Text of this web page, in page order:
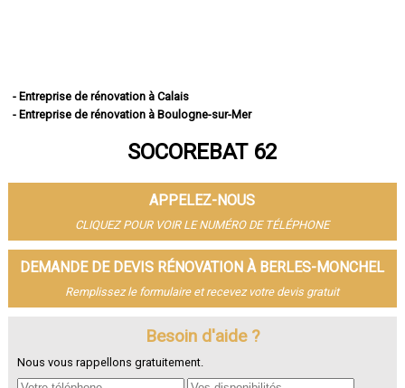
- Entreprise de rénovation à Calais
- Entreprise de rénovation à Boulogne-sur-Mer
- Entreprise de rénovation à Lens
- Entreprise de rénovation à Béthune
- Entreprise de rénovation à Hénin-Beaumont
- Entreprise de rénovation à Bruay-la-Buissière
- Entreprise de rénovation à Avion
- Entreprise de rénovation à Carvin
- Entreprise de rénovation à Berck
- Entreprise de rénovation à Saint-Omer
- Entreprise de rénovation à Harnes
- Entreprise de rénovation à Nœux-les-Mines
SOCOREBAT 62
APPELEZ-NOUS
CLIQUEZ POUR VOIR LE NUMÉRO DE TÉLÉPHONE
DEMANDE DE DEVIS RÉNOVATION À BERLES-MONCHEL
Remplissez le formulaire et recevez votre devis gratuit
Besoin d'aide ?
Nous vous rappellons gratuitement.